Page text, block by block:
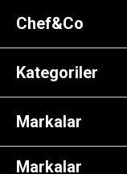
Chef&Co
Kategoriler
Markalar
Markalar